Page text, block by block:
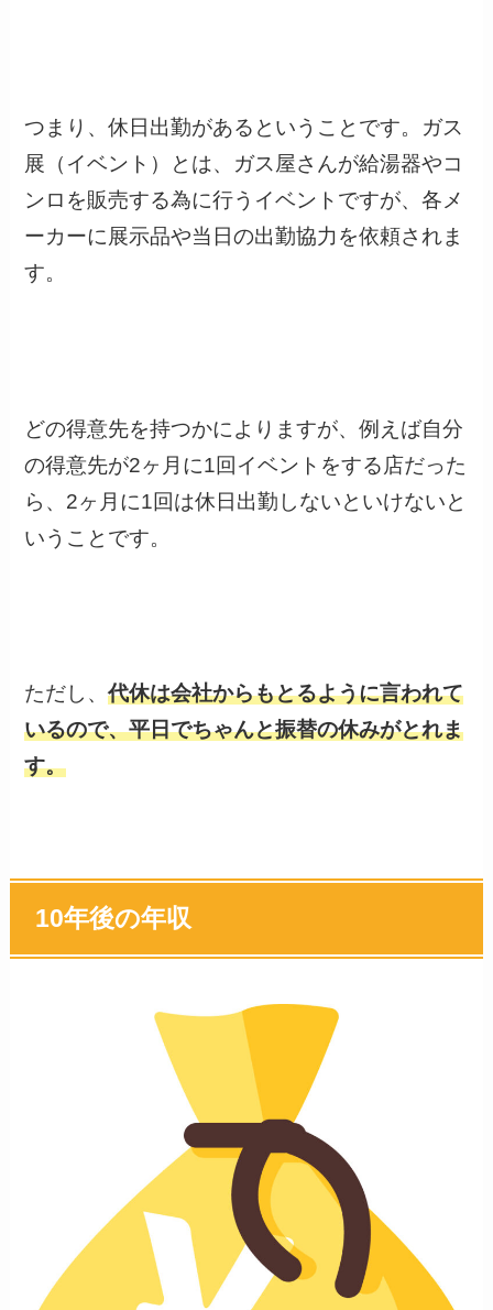
つまり、休日出勤があるということです。ガス
展（イベント）とは、ガス屋さんが給湯器やコ
ンロを販売する為に行うイベントですが、各メ
ーカーに展示品や当日の出勤協力を依頼されま
す。
どの得意先を持つかによりますが、例えば自分
の得意先が2ヶ月に1回イベントをする店だった
ら、2ヶ月に1回は休日出勤しないといけないと
いうことです。
ただし、代休は会社からもとるように言われて
いるので、平日でちゃんと振替の休みがとれま
す。
10年後の年収